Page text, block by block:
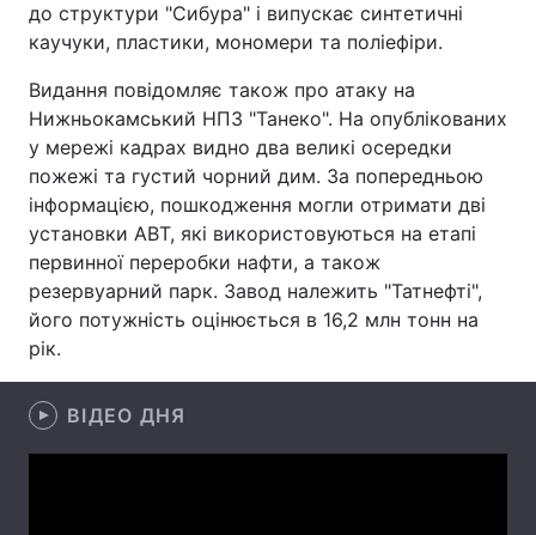
Здоров'я Туризм
Екологія Регіони
Лонгріди
Відео з Youtube Статті
Інтерв'ю Думки
Архів
Контакти
до структури "Сибура" і випускає синтетичні
каучуки, пластики, мономери та поліефіри.
Видання повідомляє також про атаку на
Нижньокамський НПЗ "Танеко". На опублікованих
у мережі кадрах видно два великі осередки
пожежі та густий чорний дим. За попередньою
інформацією, пошкодження могли отримати дві
установки АВТ, які використовуються на етапі
первинної переробки нафти, а також
резервуарний парк. Завод належить "Татнефті",
його потужність оцінюється в 16,2 млн тонн на
рік.
ВІДЕО ДНЯ